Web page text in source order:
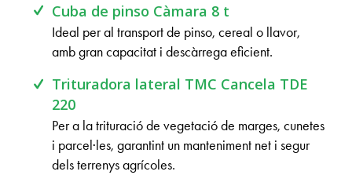
Cuba de pinso Càmara 8 t
Ideal per al transport de pinso, cereal o llavor,
amb gran capacitat i descàrrega eficient.
Trituradora lateral TMC Cancela TDE
220
Per a la trituració de vegetació de marges, cunetes
i parcel·les, garantint un manteniment net i segur
dels terrenys agrícoles.